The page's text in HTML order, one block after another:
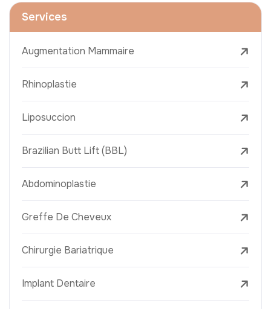
Services
Augmentation Mammaire
Rhinoplastie
Liposuccion
Brazilian Butt Lift (BBL)
Abdominoplastie
Greffe De Cheveux
Chirurgie Bariatrique
Implant Dentaire